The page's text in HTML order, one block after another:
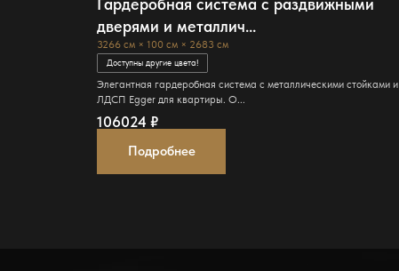
дверями и металлич...
3266 см × 100 см × 2683 см
Доступны другие цвета!
Элегантная гардеробная система с металлическими стойками и
ЛДСП Egger для квартиры. О...
106024₽
Подробнее